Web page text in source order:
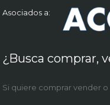
Asociados a:
¿Busca comprar,
Si quiere comprar vender